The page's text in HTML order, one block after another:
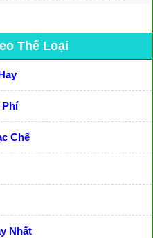
Thể Loại
Phí
Chế
Nhất